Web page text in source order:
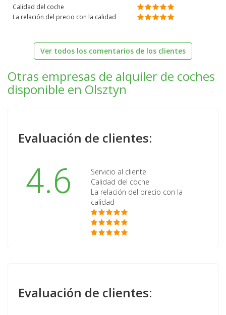
Calidad del coche
La relación del precio con la calidad
Ver todos los comentarios de los clientes
Otras empresas de alquiler de coches
disponible en Olsztyn
Evaluación de clientes:
4.6
Servicio al cliente
Calidad del coche
La relación del precio con la
calidad
Evaluación de clientes: